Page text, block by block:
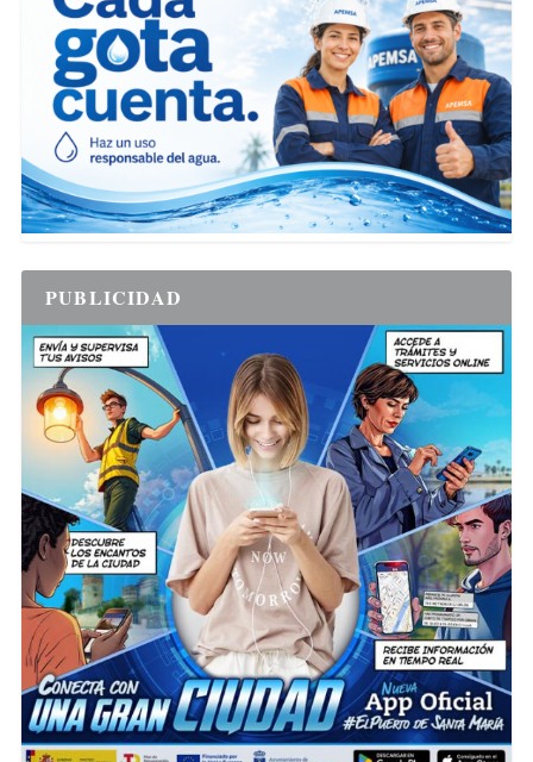
PUBLICIDAD